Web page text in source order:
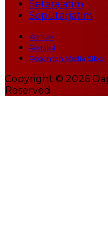
Setarajatim
Seputarjatim
Kontak
Redaksi
Pedoman Media Siber
Copyright © 2026
Reserved